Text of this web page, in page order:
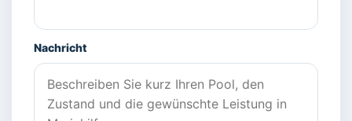
Nachricht